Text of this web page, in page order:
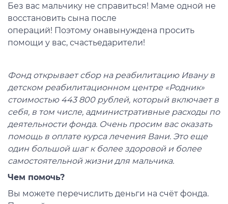
Без вас мальчику не справиться! Маме одной не
восстановить сына после
операций! Поэтому онавынуждена просить
помощи у вас, счастьедарители!
Фонд открывает сбор на реабилитацию Ивану в
детском реабилитационном центре «Родник»
стоимостью 443 800 рублей, который включает в
себя, в том числе, административные расходы по
деятельности фонда. Очень просим вас оказать
помощь в оплате курса лечения Вани. Это еще
один большой шаг к более здоровой и более
самостоятельной жизни для мальчика.
Чем помочь?
Вы можете перечислить деньги на счёт фонда.